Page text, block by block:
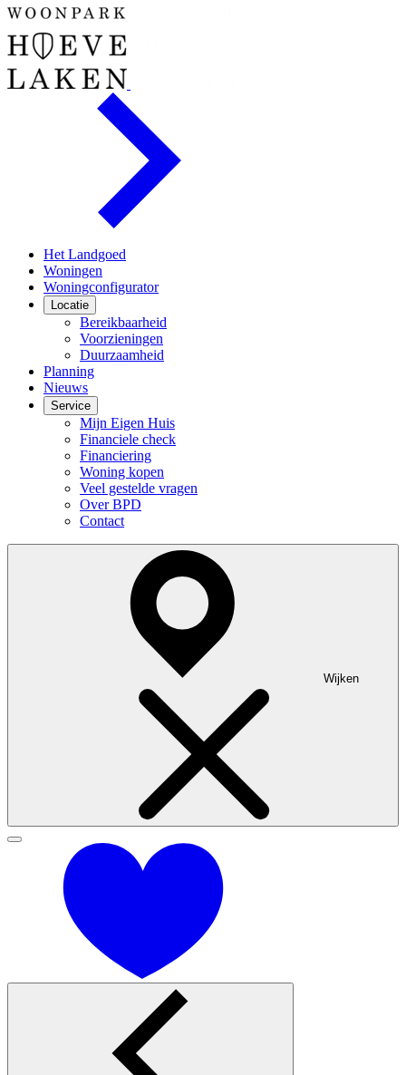
Het Landgoed
Woningen
Woningconfigurator
Locatie
Bereikbaarheid
Voorzieningen
Duurzaamheid
Planning
Nieuws
Service
Mijn Eigen Huis
Financiele check
Financiering
Woning kopen
Veel gestelde vragen
Over BPD
Contact
Wijken